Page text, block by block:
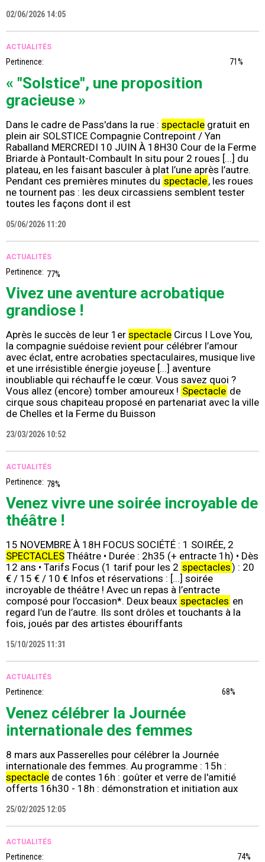
02/06/2026 14:05
ACTUALITÉS
Pertinence: 71%
« "Solstice", une proposition
gracieuse »
Dans le cadre de Pass'dans la rue : spectacle gratuit en
plein air SOLSTICE Compagnie Contrepoint / Yan
Raballand MERCREDI 10 JUIN À 18H30 Cour de la Ferme
Briarde à Pontault-Combault In situ pour 2 roues [...] du
plateau, en les faisant basculer à plat l’une après l’autre.
Pendant ces premières minutes du spectacle, les roues
ne tournent pas : les deux circassiens semblent tester
toutes les façons dont il est
05/06/2026 11:20
ACTUALITÉS
Pertinence: 77%
Vivez une aventure acrobatique
grandiose !
Après le succès de leur 1er spectacle Circus I Love You,
la compagnie suédoise revient pour célébrer l’amour
avec éclat, entre acrobaties spectaculaires, musique live
et une irrésistible énergie joyeuse [...] aventure
inoubliable qui réchauffe le cœur. Vous savez quoi ?
Vous allez (encore) tomber amoureux ! Spectacle de
cirque sous chapiteau proposé en partenariat avec la ville
de Chelles et la Ferme du Buisson
23/03/2026 10:52
ACTUALITÉS
Pertinence: 78%
Venez vivre une soirée incroyable de
théâtre !
15 NOVEMBRE À 18H FOCUS SOCIÉTÉ : 1 SOIRÉE, 2
SPECTACLES Théâtre • Durée : 2h35 (+ entracte 1h) • Dès
12 ans • Tarifs Focus (1 tarif pour les 2 spectacles) : 20
€ / 15 € / 10 € Infos et réservations : [...] soirée
incroyable de théâtre ! Avec un repas à l’entracte
composé pour l’occasion*. Deux beaux spectacles en
regard l’un de l’autre. Ils sont drôles et touchants à la
fois, joués par des artistes ébouriffants
15/10/2025 11:31
ACTUALITÉS
Pertinence: 68%
Venez célébrer la Journée
internationale des femmes
8 mars aux Passerelles pour célébrer la Journée
internationale des femmes. Au programme : 15h :
spectacle de contes 16h : goûter et verre de l'amitié
offerts 16h30 - 18h : démonstration et initiation aux
25/02/2025 12:05
ACTUALITÉS
Pertinence: 74%